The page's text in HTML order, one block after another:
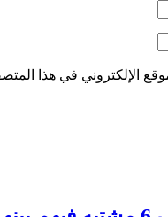
الإلكتروني في هذا